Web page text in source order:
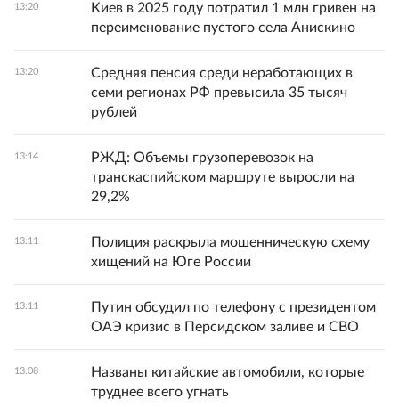
13:20
Киев в 2025 году потратил 1 млн гривен на
переименование пустого села Анискино
13:20
Средняя пенсия среди неработающих в
семи регионах РФ превысила 35 тысяч
рублей
13:14
РЖД: Объемы грузоперевозок на
транскаспийском маршруте выросли на
29,2%
13:11
Полиция раскрыла мошенническую схему
хищений на Юге России
13:11
Путин обсудил по телефону с президентом
ОАЭ кризис в Персидском заливе и СВО
13:08
Названы китайские автомобили, которые
труднее всего угнать